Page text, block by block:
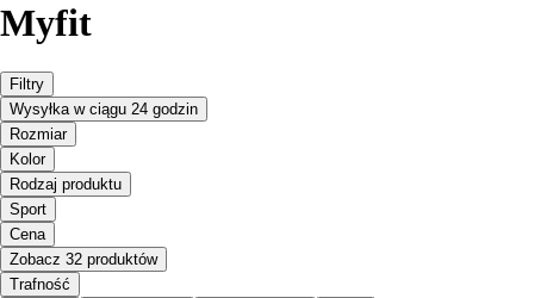
Myfit
Filtry
Wysyłka w ciągu 24 godzin
Rozmiar
Kolor
Rodzaj produktu
Sport
Cena
Zobacz 32 produktów
Trafność